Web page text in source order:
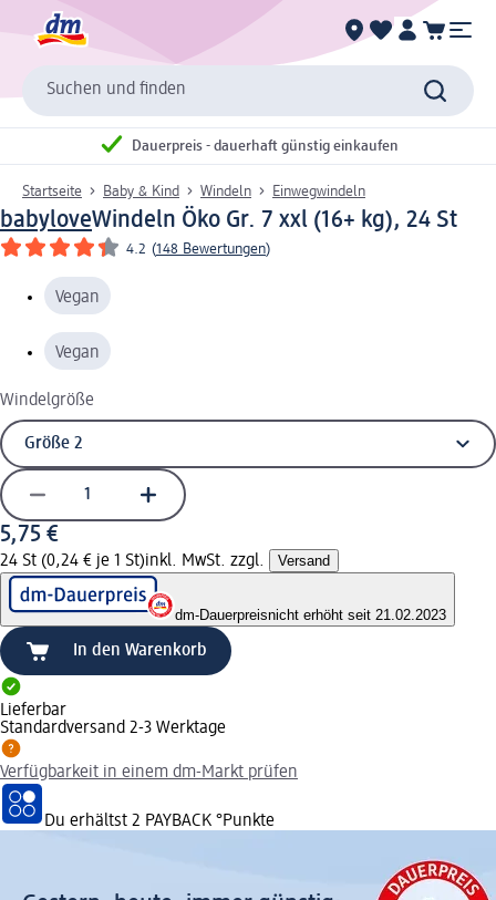
Suchen und finden
Dauerpreis - dauerhaft günstig einkaufen
Startseite Baby & Kind Windeln Einwegwindeln
babyloveWindeln Öko Gr. 7 xxl (16+ kg), 24 St
4.2 (148 Bewertungen)
Vegan
Vegan
Windelgröße
5,75 €
24 St (0,24 € je 1 St)inkl. MwSt. zzgl. Versand
dm-Dauerpreisnicht erhöht seit 21.02.2023
In den Warenkorb
Lieferbar
Standardversand 2-3 Werktage
Verfügbarkeit in einem dm-Markt prüfen
Du erhältst 2 PAYBACK °Punkte